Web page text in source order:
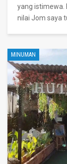
yang istimewa.
nilai Jom saya
MINUMAN